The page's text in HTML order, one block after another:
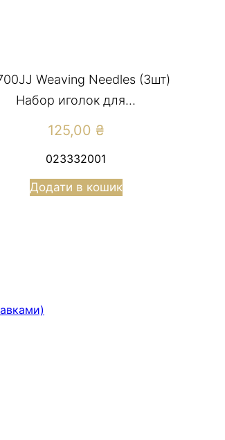
Weaving Needles (3шт)
Набор иголок для...
125,00 ₴
023332001
Додати в кошик